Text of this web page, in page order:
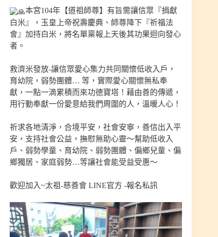
本宮104年【道祖師尊】有旨需讓信眾『捐獻
白米』，玉皇上帝祝壽慶典、師尊降下『祈福法
會』加持白米，將名單稟報上天後其功果迴向發心
者。
救濟米發放-讓信眾愛心集力共同關懷低收入戶，
育幼院，弱勢團體… 等，實際愛心關懷無私奉
獻，一點一滴累積而來功德寶塔！藉由善的傳遞，
用行動奉獻一份愛意給我們周圍的人，溫暖人心！
祈求各地清淨，合境平安，社會安寧，善信出入平
安，支持社會公益，撫慰無助心靈～幫助低收入
戶、弱勢學童、育幼院、弱勢團體、偏鄉兒童、偏
鄉獨居、家庭弱勢…等讓社會能受益受惠～
歡迎加入~太祖-慈善會 LINE官方 -報名私訊